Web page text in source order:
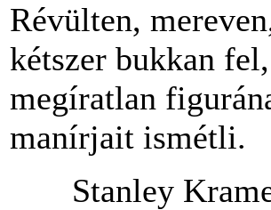
Révülten,
kétszer bukkan
megíratlan
manírjait ismétli.
Stanley Kramer